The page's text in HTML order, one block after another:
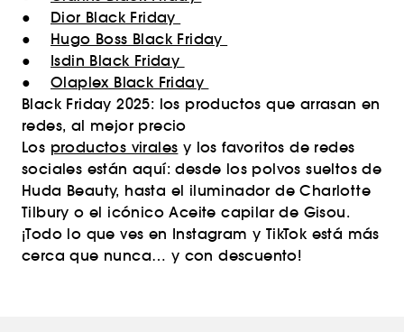
● Dior Black Friday
● Hugo Boss Black Friday
● Isdin Black Friday
● Olaplex Black Friday
Black Friday 2025: los productos que arrasan en
redes, al mejor precio
Los productos virales y los favoritos de redes
sociales están aquí: desde los polvos sueltos de
Huda Beauty, hasta el iluminador de Charlotte
Tilbury o el icónico Aceite capilar de Gisou.
¡Todo lo que ves en Instagram y TikTok está más
cerca que nunca… y con descuento!